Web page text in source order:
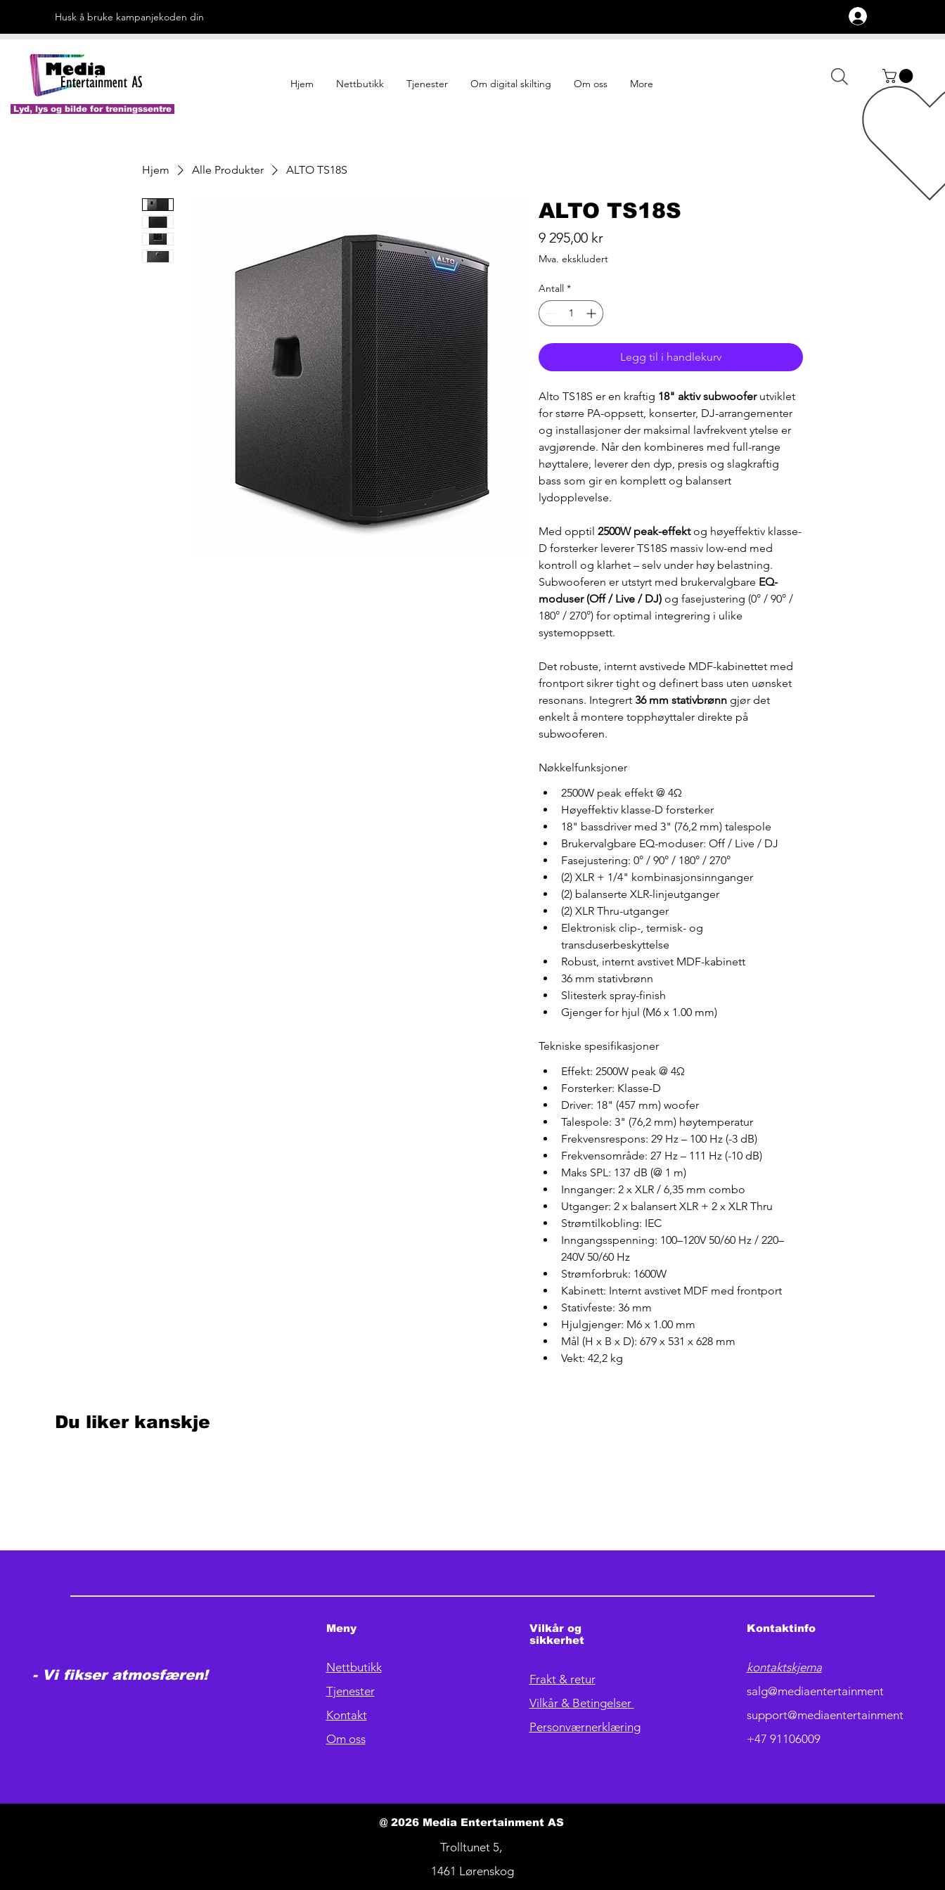
Husk å bruke kampanjekoden din
Lyd, lys og bilde for treningssentre
Hjem Nettbutikk Tjenester Om digital skilting Om oss More
Hjem Alle Produkter ALTO TS18S
ALTO TS18S
9 295,00 krPris
Mva. ekskludert
Antall *
Legg til i handlekurv
Alto TS18S er en kraftig 18" aktiv subwoofer utviklet
for større PA-oppsett, konserter, DJ-arrangementer
og installasjoner der maksimal lavfrekvent ytelse er
avgjørende. Når den kombineres med full-range
høyttalere, leverer den dyp, presis og slagkraftig
bass som gir en komplett og balansert
lydopplevelse.
Med opptil 2500W peak-effekt og høyeffektiv klasse-
D forsterker leverer TS18S massiv low-end med
kontroll og klarhet – selv under høy belastning.
Subwooferen er utstyrt med brukervalgbare EQ-
moduser (Off / Live / DJ) og fasejustering (0° / 90° /
180° / 270°) for optimal integrering i ulike
systemoppsett.
Det robuste, internt avstivede MDF-kabinettet med
frontport sikrer tight og definert bass uten uønsket
resonans. Integrert 36 mm stativbrønn gjør det
enkelt å montere topphøyttaler direkte på
subwooferen.
Nøkkelfunksjoner
2500W peak effekt @ 4Ω
Høyeffektiv klasse-D forsterker
18" bassdriver med 3" (76,2 mm) talespole
Brukervalgbare EQ-moduser: Off / Live / DJ
Fasejustering: 0° / 90° / 180° / 270°
(2) XLR + 1/4" kombinasjonsinnganger
(2) balanserte XLR-linjeutganger
(2) XLR Thru-utganger
Elektronisk clip-, termisk- og
transduserbeskyttelse
Robust, internt avstivet MDF-kabinett
36 mm stativbrønn
Slitesterk spray-finish
Gjenger for hjul (M6 x 1.00 mm)
Tekniske spesifikasjoner
Effekt: 2500W peak @ 4Ω
Forsterker: Klasse-D
Driver: 18" (457 mm) woofer
Talespole: 3" (76,2 mm) høytemperatur
Frekvensrespons: 29 Hz – 100 Hz (-3 dB)
Frekvensområde: 27 Hz – 111 Hz (-10 dB)
Maks SPL: 137 dB (@ 1 m)
Innganger: 2 x XLR / 6,35 mm combo
Utganger: 2 x balansert XLR + 2 x XLR Thru
Strømtilkobling: IEC
Inngangsspenning: 100–120V 50/60 Hz / 220–
240V 50/60 Hz
Strømforbruk: 1600W
Kabinett: Internt avstivet MDF med frontport
Stativfeste: 36 mm
Hjulgjenger: M6 x 1.00 mm
Mål (H x B x D): 679 x 531 x 628 mm
Vekt: 42,2 kg
Du liker kanskje
- Vi fikser atmosfæren!
Meny
Nettbutikk
Tjenester
Kontakt
Om oss
Vilkår og
sikkerhet
Frakt & retur
Vilkår & Betingelser
Personværnerklæring
Kontaktinfo
kontaktskjema
salg@mediaentertainment
support@mediaentertainment
+47 91106009
@ 2026 Media Entertainment AS
Trolltunet 5,
1461 Lørenskog